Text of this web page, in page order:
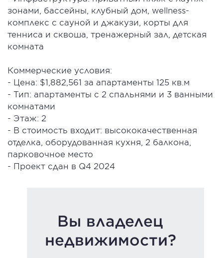
зонами, бассейны, клубный дом, wellness-
комплекс с сауной и джакузи, корты для
тенниса и сквоша, тренажерный зал, детская
комната
Коммерческие условия:
- Цена: $1,882,561 за апартаменты 125 кв.м
- Тип: апартаменты с 2 спальнями и 3 ванными
комнатами
- Этаж: 2
- В стоимость входит: высококачественная
отделка, оборудованная кухня, 2 балкона,
парковочное место
- Проект сдан в Q4 2024
Вы владелец
недвижимости?